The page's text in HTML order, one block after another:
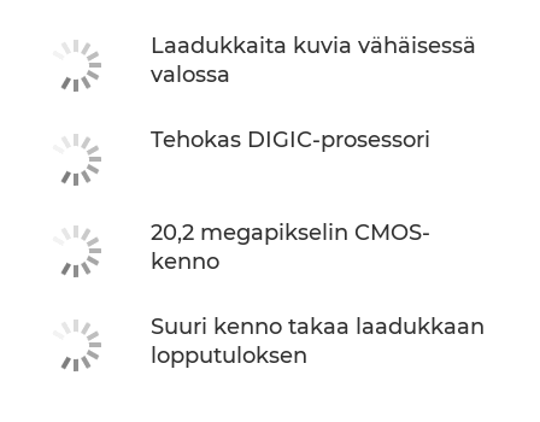
Laadukkaita kuvia vähäisessä
valossa
Tehokas DIGIC-prosessori
20,2 megapikselin CMOS-
kenno
Suuri kenno takaa laadukkaan
lopputuloksen